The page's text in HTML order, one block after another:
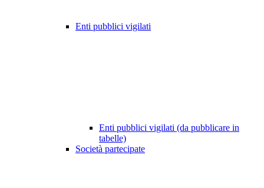
Enti pubblici vigilati
Enti pubblici vigilati (da pubblicare in
tabelle)
Società partecipate